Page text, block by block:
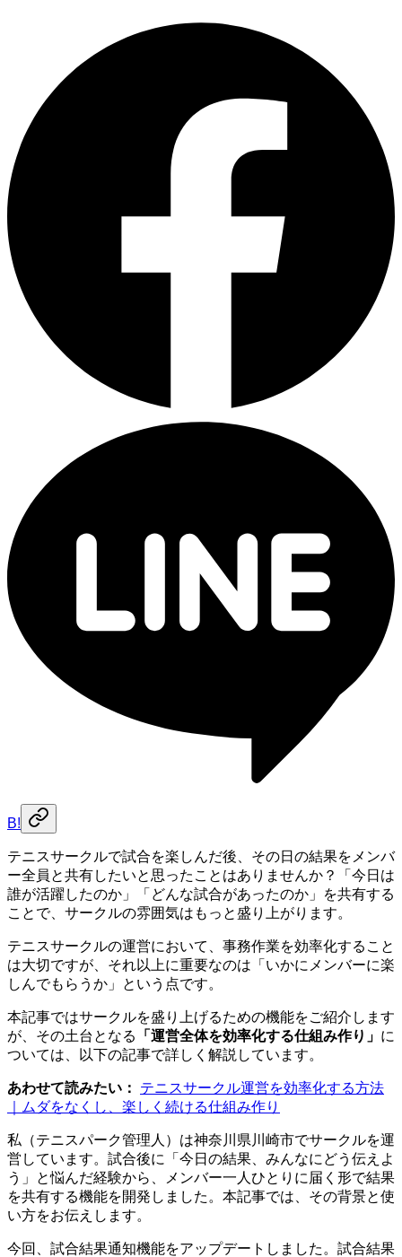
B!
テニスサークルで試合を楽しんだ後、その日の結果をメンバ
ー全員と共有したいと思ったことはありませんか？「今日は
誰が活躍したのか」「どんな試合があったのか」を共有する
ことで、サークルの雰囲気はもっと盛り上がります。
テニスサークルの運営において、事務作業を効率化すること
は大切ですが、それ以上に重要なのは「いかにメンバーに楽
しんでもらうか」という点です。
本記事ではサークルを盛り上げるための機能をご紹介します
が、その土台となる
「運営全体を効率化する仕組み作り」 に
ついては、以下の記事で詳しく解説しています。
あわせて読みたい：
テニスサークル運営を効率化する方法
｜ムダをなくし、楽しく続ける仕組み作り
私（テニスパーク管理人）は神奈川県川崎市でサークルを運
営しています。試合後に「今日の結果、みんなにどう伝えよ
う」と悩んだ経験から、メンバー一人ひとりに届く形で結果
を共有する機能を開発しました。本記事では、その背景と使
い方をお伝えします。
今回、試合結果通知機能をアップデートしました。試合結果